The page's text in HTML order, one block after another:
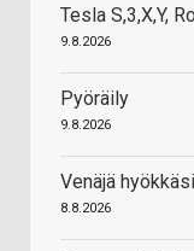
Tesla S,3,X,Y,
9.8.2026
Pyöräily
9.8.2026
Venäjä
8.8.2026